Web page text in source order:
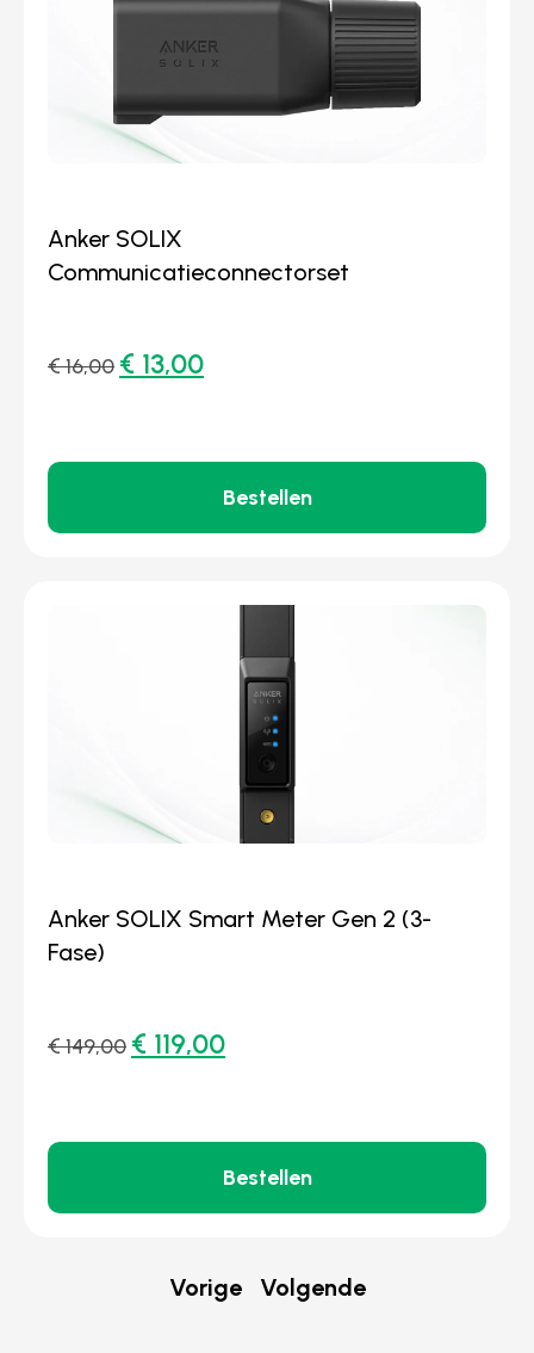
Anker SOLIX
Communicatieconnectorset
€16,00 € 13,00
Bestellen
Anker SOLIX Smart Meter Gen 2 (3-
Fase)
€149,00 € 119,00
Bestellen
Vorige Volgende